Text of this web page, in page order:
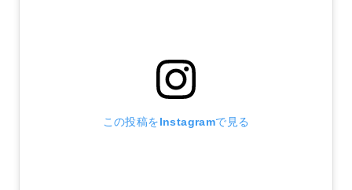
この投稿をInstagramで見る